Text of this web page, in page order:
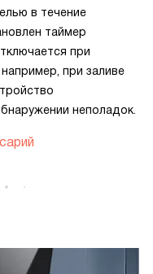
в течение
таймер
при
при заливе
неполадок.